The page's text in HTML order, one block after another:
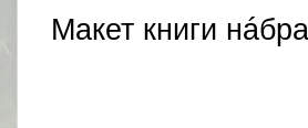
Макет книги